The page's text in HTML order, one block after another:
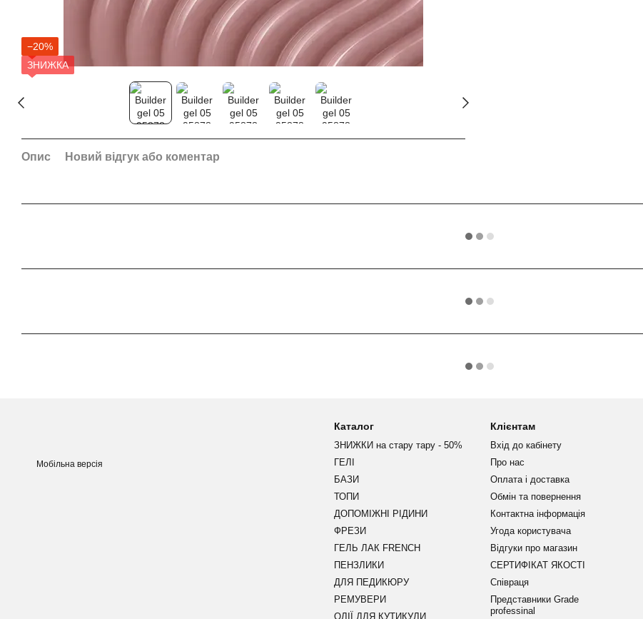
−20%
ЗНИЖКА
Опис Новий відгук або коментар
Мобільна версія
Каталог
ЗНИЖКИ на стару тару - 50%
ГЕЛІ
БАЗИ
ТОПИ
ДОПОМІЖНІ РІДИНИ
ФРЕЗИ
ГЕЛЬ ЛАК FRENCH
ПЕНЗЛИКИ
ДЛЯ ПЕДИКЮРУ
РЕМУВЕРИ
ОЛІЇ ДЛЯ КУТИКУЛИ
Клієнтам
Вхід до кабінету
Про нас
Оплата і доставка
Обмін та повернення
Контактна інформація
Угода користувача
Відгуки про магазин
СЕРТИФІКАТ ЯКОСТІ
Співраця
Представники Grade
professinal